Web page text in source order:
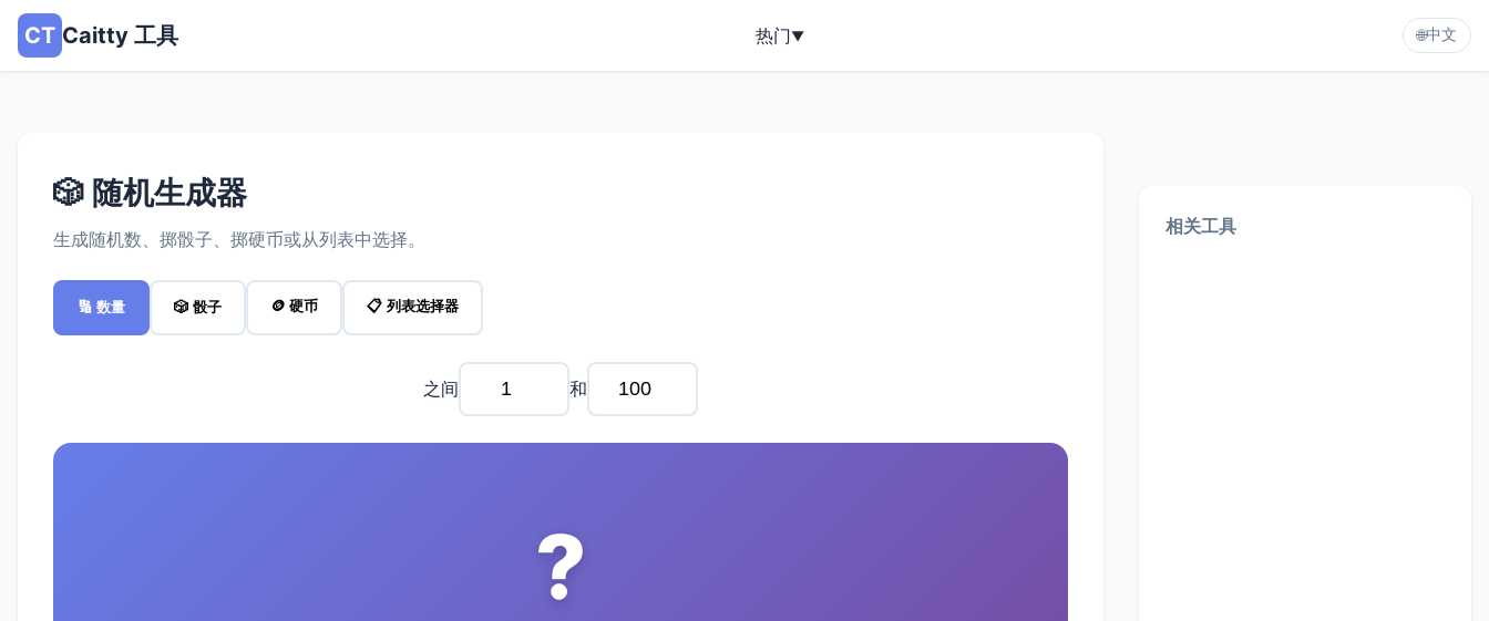
CT Caitty 工具 热门▼ 🌐中文
🎲 随机生成器
生成随机数、掷骰子、掷硬币或从列表中选择。
🔢 数量 🎲 骰子 🪙 硬币 📋 列表选择器
之间 和
?
相关工具